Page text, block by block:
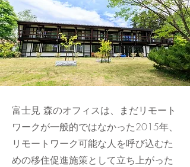
富士見 森のオフィスは、まだリモート
ワークが一般的ではなかった2015年、
リモートワーク可能な人を呼び込むた
めの移住促進施策として立ち上がった